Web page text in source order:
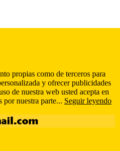
propias como de terceros para
y ofrecer publicidades
de nuestra web usted acepta en
por nuestra parte... Seguir leyendo